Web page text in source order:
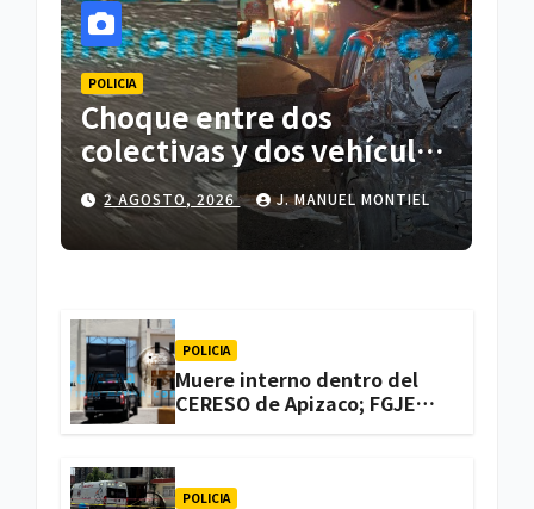
POLICIA
Choque entre dos
colectivas y dos vehículos
deja cinco personas
lesionadas en Atlihuetzia
2 AGOSTO, 2026 J. MANUEL MONTIEL
POLICIA
Muere interno dentro del
CERESO de Apizaco; FGJE
POLICIA